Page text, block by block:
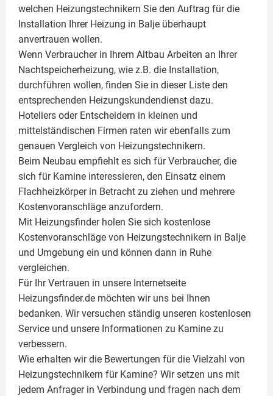
welchen Heizungstechnikern Sie den Auftrag für die
Installation Ihrer Heizung in Balje überhaupt
anvertrauen wollen.
Wenn Verbraucher in Ihrem Altbau Arbeiten an Ihrer
Nachtspeicherheizung, wie z.B. die Installation,
durchführen wollen, finden Sie in dieser Liste den
entsprechenden Heizungskundendienst dazu.
Hoteliers oder Entscheidern in kleinen und
mittelständischen Firmen raten wir ebenfalls zum
genauen Vergleich von Heizungstechnikern.
Beim Neubau empfiehlt es sich für Verbraucher, die
sich für Kamine interessieren, den Einsatz einem
Flachheizkörperin Betracht zu ziehen und mehrere
Kostenvoranschläge anzufordern.
Mit Heizungsfinder holen Sie sich kostenlose
Kostenvoranschläge von Heizungstechnikern in Balje
und Umgebung ein und können dann in Ruhe
vergleichen.
Für Ihr Vertrauen in unsere Internetseite
Heizungsfinder.de möchten wir uns bei Ihnen
bedanken. Wir versuchen ständig unseren kostenlosen
Service und unsere Informationen zu Kamine zu
verbessern.
Wie erhalten wir die Bewertungen für die Vielzahl von
Heizungstechnikern für Kamine? Wir setzen uns mit
jedem Anfrager in Verbindung und fragen nach dem